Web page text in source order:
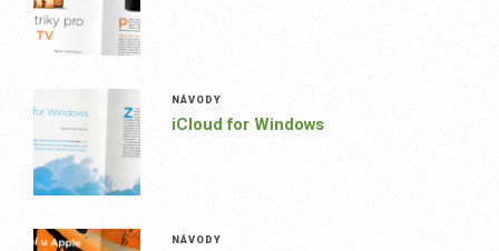
NÁVODY
iCloud for Windows
NÁVODY